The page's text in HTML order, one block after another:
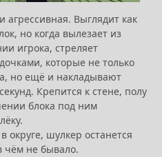
агрессивная. Выглядит как
но когда вылезает из
игрока, стреляет
которые не только
но ещё и накладывают
Крепится к стене, полу
блока под ним
округе, шулкер останется
чём не бывало.